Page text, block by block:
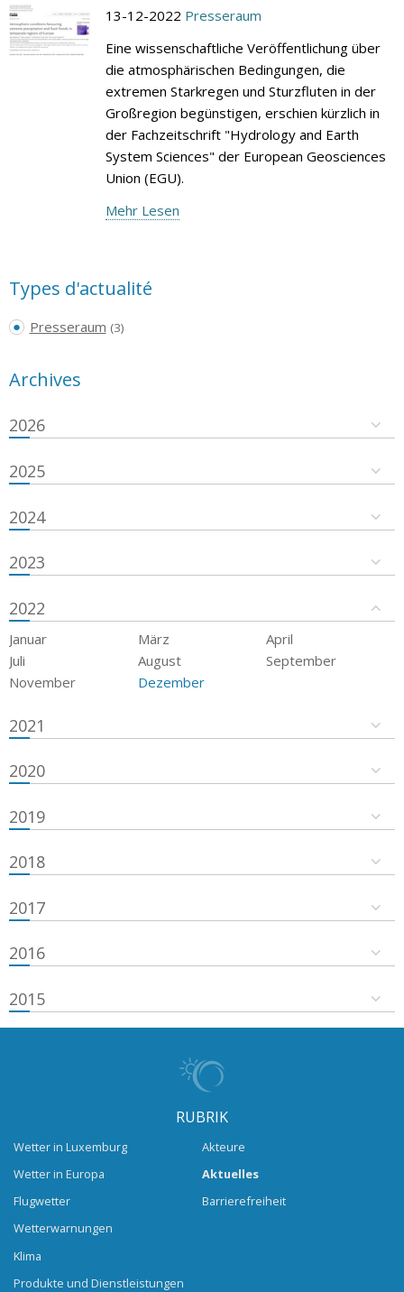
13-12-2022 Presseraum
Eine wissenschaftliche Veröffentlichung über
die atmosphärischen Bedingungen, die
extremen Starkregen und Sturzfluten in der
Großregion begünstigen, erschien kürzlich in
der Fachzeitschrift "Hydrology and Earth
System Sciences" der European Geosciences
Union (EGU).
Mehr Lesen
Types d'actualité
Presseraum (3)
Archives
2026
2025
2024
2023
2022
Januar März
April
Juli
August
September
November
Dezember
2021
2020
2019
2018
2017
2016
2015
RUBRIK
Wetter in Luxemburg
Wetter in Europa
Flugwetter
Wetterwarnungen
Klima
Produkte und Dienstleistungen
Akteure
Aktuelles
Barrierefreiheit